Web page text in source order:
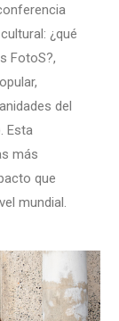
¿qué
FotoS?,
del
Esta
más
que
mundial.